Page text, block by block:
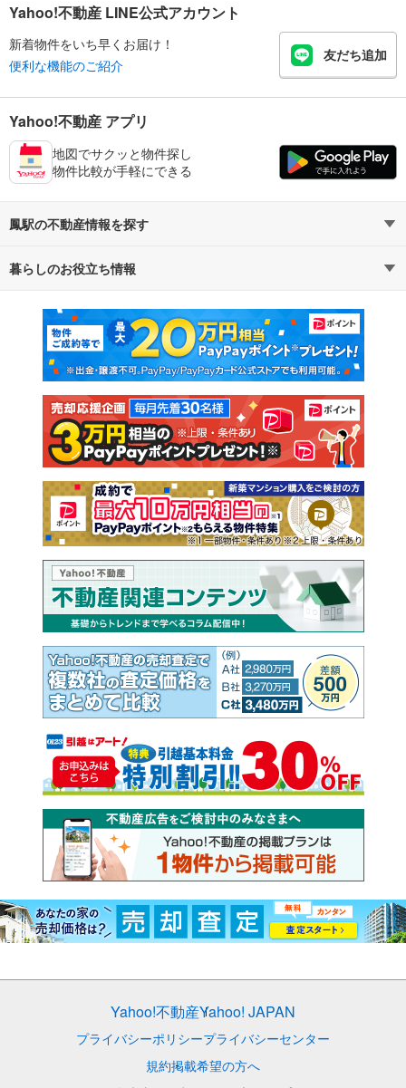
Yahoo!不動産 LINE公式アカウント
新着物件をいち早くお届け！
便利な機能のご紹介
友だち追加
Yahoo!不動産 アプリ
地図でサクッと物件探し
物件比較が手軽にできる
鳳駅の不動産情報を探す
不動産・住宅
新築マンション 中古マンション
新築一戸建て 中古一戸建て
注文住宅 土地
売却査定
暮らしのお役立ち情報
マンションカタログ 教えて！住まいの先生
Yahoo!不動産Yahoo! JAPAN
プライバシーポリシープライバシーセンター
規約掲載希望の方へ